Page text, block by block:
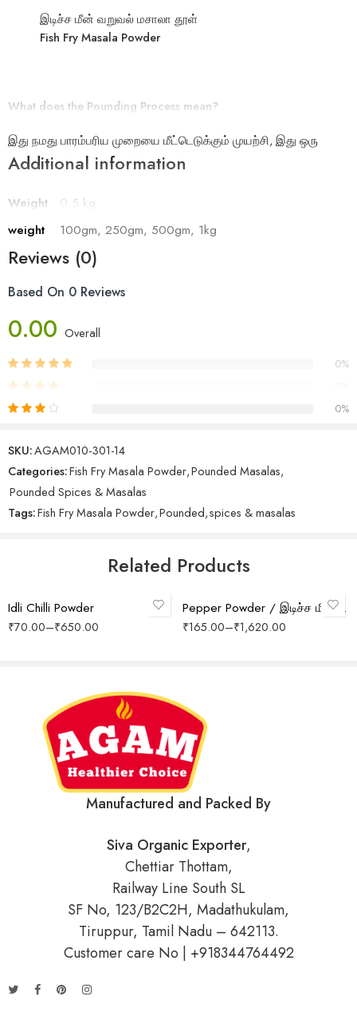
இடிச்ச மீன் வறுவல் மசாலா தூள்
Fish Fry Masala Powder
What does the Pounding Process mean?
இது நமது பாரம்பரிய முறையை மீட்டெடுக்கும் முயற்சி, இது ஒரு
பாரம்பரிய இடிக்கும் சுறல் இயந்திரமாகும், இது மசாலாப் பொருள்களை
எண்ணெய்களையும் ஓட்டுமொத்த மசாலாவின் உயிர்சத்து மற்றும்
அதிகறிக்கிறது.
“The endeavor is to bring back our traditional pounding method.
This traditional pounding machine pounds the spices using a cold
press method that preserves the natural oils and enhances the overall
spice aroma, promoting a flavorful and healthy life.”
Additional information
Weight
0.5 kg
weight
100gm, 250gm, 500gm, 1kg
Reviews (0)
Based On 0 Reviews
0.00 Overall
0%
0%
Be The First To Review “Fish Fry Masala Powder / இடிச்ச
மீன் வறுவல் மசாலா தூள்”
Save my name, email, and website in this browser for the next time
SKU:AGAM010-301-14
Categories:Fish Fry Masala Powder,Pounded Masalas,
Pounded Spices & Masalas
Tags:Fish Fry Masala Powder,Pounded,spices & masalas
Related Products
Select options
Idli Chilli Powder
₹70.00–₹650.00
Select options
Pepper Powder / இடிச்ச மிளகு தூள்
₹165.00–₹1,620.00
Manufactured and Packed By
Siva Organic Exporter,
Chettiar Thottam,
Railway Line South SL
SF No, 123/B2C2H, Madathukulam,
Tiruppur, Tamil Nadu – 642113.
Customer care No | +918344764492